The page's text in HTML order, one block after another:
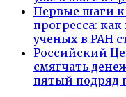
Первые шаги к
прогресса:
ученых в РАН
Российский
смягчать
пятый подряд